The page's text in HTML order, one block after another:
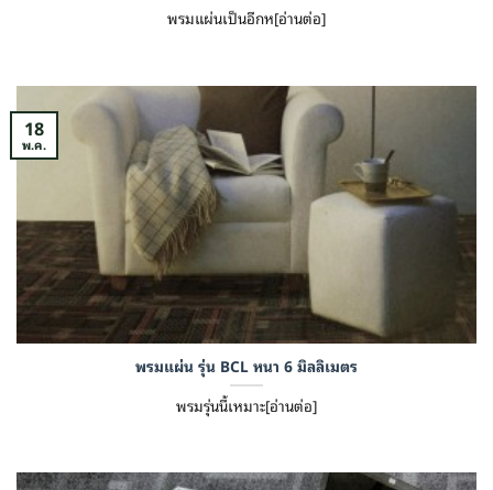
พรมแผ่นเป็นอีกห[อ่านต่อ]
พรมแผ่น รุ่น BCL หนา 6 มิลลิเมตร
พรมรุ่นนี้เหมาะ[อ่านต่อ]
18
พ.ค.